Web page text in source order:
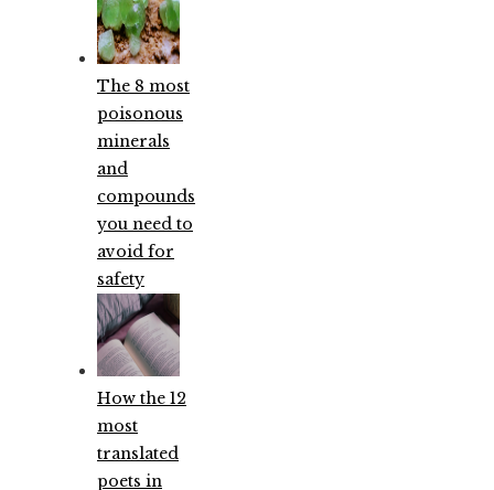
The 8 most
poisonous
minerals
and
compounds
you need to
avoid for
safety
How the 12
most
translated
poets in